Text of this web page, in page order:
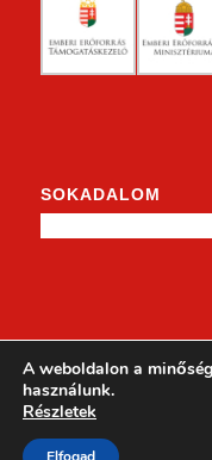
SOKADALOM
A weboldalon a
használunk.
Részletek